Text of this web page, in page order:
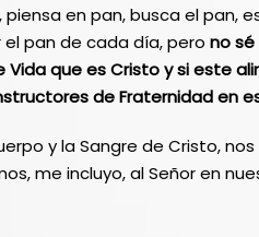
piensa en pan, busca el pan,
pan de cada día, pero no
Vida que es Cristo y si este
de Fraternidad en
y la Sangre de Cristo,
me incluyo, al Señor en